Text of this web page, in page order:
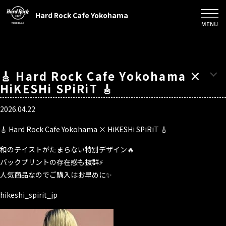
Hard Rock Cafe Yokohama
🎸 Hard Rock Cafe Yokohama ×
HiKESHi SPiRiT 🎸
2026.04.22
🎸 Hard Rock Cafe Yokohama × HiKESHi SPiRiT 🎸
和のテイストがたまらない特別デザイン🔥
バックプリントの存在感も抜群⚡️
人気商品なのでご購入はお早めに✨
hikeshi_spirit_jp